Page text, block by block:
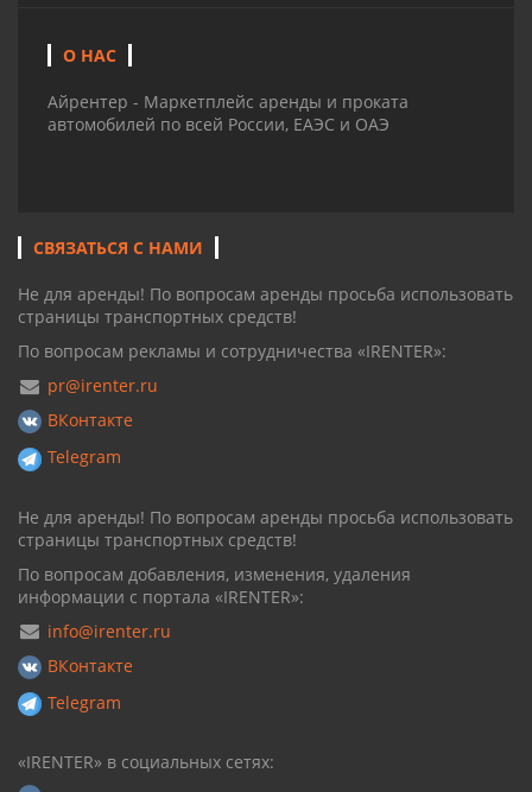
О НАС
Айрентер - Маркетплейс аренды и проката
автомобилей по всей России, ЕАЭС и ОАЭ
СВЯЗАТЬСЯ С НАМИ
Не для аренды! По вопросам аренды просьба использовать
страницы транспортных средств!
По вопросам рекламы и сотрудничества «IRENTER»:
pr@irenter.ru
ВКонтакте
Telegram
Не для аренды! По вопросам аренды просьба использовать
страницы транспортных средств!
По вопросам добавления, изменения, удаления
информации с портала «IRENTER»:
info@irenter.ru
ВКонтакте
Telegram
«IRENTER» в социальных сетях: